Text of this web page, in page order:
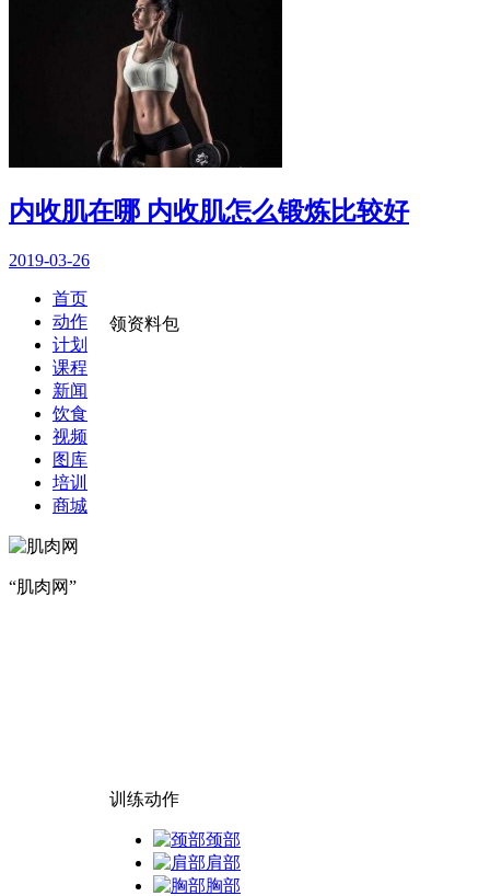
内收肌在哪 内收肌怎么锻炼比较好
2019-03-26
领资料包
训练动作
颈部
肩部
胸部
首页
动作
计划
课程
新闻
饮食
视频
图库
培训
商城
“肌肉网”